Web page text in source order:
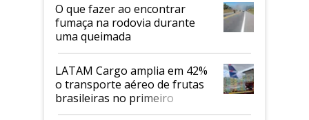
O que fazer ao encontrar
fumaça na rodovia durante
uma queimada
LATAM Cargo amplia em 42%
o transporte aéreo de frutas
brasileiras no primeiro
semestre